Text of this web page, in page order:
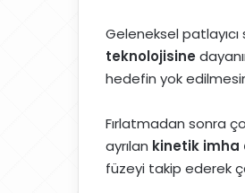
Geleneksel
teknolojisine
hedefin yok
Fırlatmadan sonra
ayrılan kinetik imha
füzeyi takip ederek